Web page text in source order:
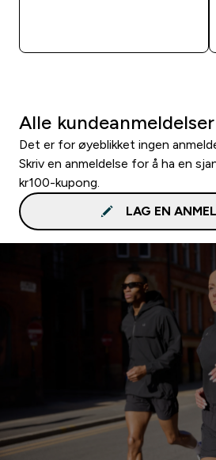
Alle kundeanmeldelser
Det er for øyeblikket ingen
Skriv en anmeldelse for å ha en
kr100-kupong.
LAG EN